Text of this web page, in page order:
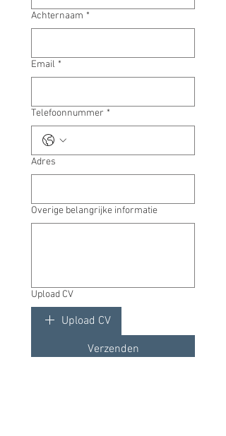
Achternaam *
Email *
Telefoonnummer *
Adres
Overige belangrijke informatie
Upload CV
Upload CV
Verzenden